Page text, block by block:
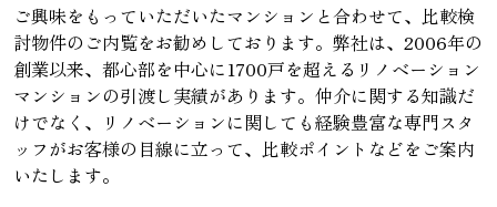
ご興味をもっていただいたマンションと合わせて、比較検
討物件のご内覧をお勧めしております。弊社は、2006年の
創業以来、都心部を中心に1700戸を超えるリノベーション
マンションの引渡し実績があります。仲介に関する知識だ
けでなく、リノベーションに関しても経験豊富な専門スタ
ッフがお客様の目線に立って、比較ポイントなどをご案内
いたします。